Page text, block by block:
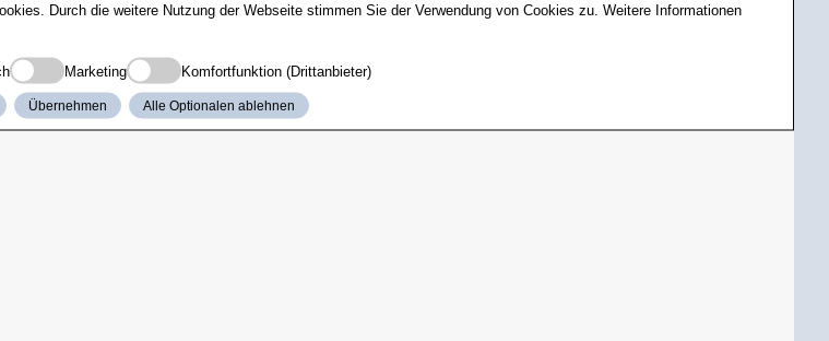
Durch die weitere Nutzung der Webseite stimmen Sie der Verwendung von Cookies zu. Weitere Informationen
Marketing Komfortfunktion (Drittanbieter)
Übernehmen Alle Optionalen ablehnen